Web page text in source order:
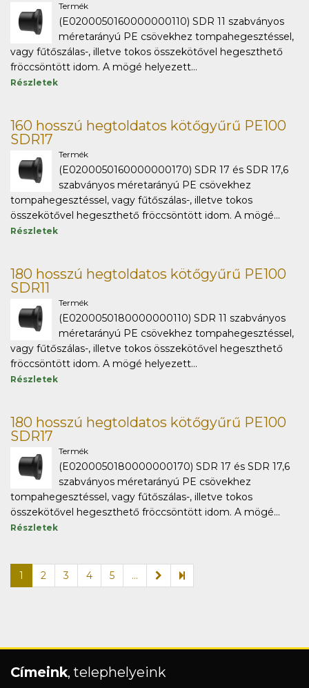
Termék
(E0200050160000000110) SDR 11 szabványos
méretarányú PE csövekhez tompahegesztéssel,
vagy fűtőszálas-, illetve tokos összekötővel hegeszthető
fröccsöntött idom. A mögé helyezett...
Részletek
160 hosszú hegtoldatos kötőgyűrű PE100
SDR17
Termék
(E0200050160000000170) SDR 17 és SDR 17,6
szabványos méretarányú PE csövekhez
tompahegesztéssel, vagy fűtőszálas-, illetve tokos
összekötővel hegeszthető fröccsöntött idom. A mögé...
Részletek
180 hosszú hegtoldatos kötőgyűrű PE100
SDR11
Termék
(E0200050180000000110) SDR 11 szabványos
méretarányú PE csövekhez tompahegesztéssel,
vagy fűtőszálas-, illetve tokos összekötővel hegeszthető
fröccsöntött idom. A mögé helyezett...
Részletek
180 hosszú hegtoldatos kötőgyűrű PE100
SDR17
Termék
(E0200050180000000170) SDR 17 és SDR 17,6
szabványos méretarányú PE csövekhez
tompahegesztéssel, vagy fűtőszálas-, illetve tokos
összekötővel hegeszthető fröccsöntött idom. A mögé...
Részletek
1 2 3 4 5 ...
Címeink, telephelyeink